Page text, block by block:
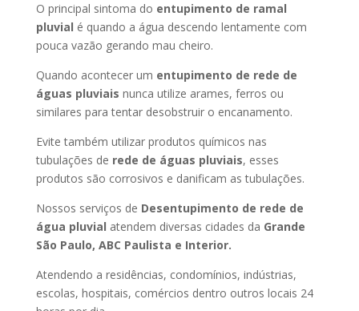
O principal sintoma do entupimento de ramal
pluvial é quando a água descendo lentamente com
pouca vazão gerando mau cheiro.
Quando acontecer um entupimento de rede de
águas pluviais nunca utilize arames, ferros ou
similares para tentar desobstruir o encanamento.
Evite também utilizar produtos químicos nas
tubulações de rede de águas pluviais, esses
produtos são corrosivos e danificam as tubulações.
Nossos serviços de Desentupimento de rede de
água pluvial atendem diversas cidades da Grande
São Paulo, ABC Paulista e Interior.
Atendendo a residências, condomínios, indústrias,
escolas, hospitais, comércios dentro outros locais 24